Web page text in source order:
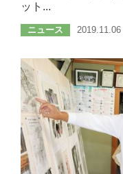
ット...
ニュース 2019.11.06